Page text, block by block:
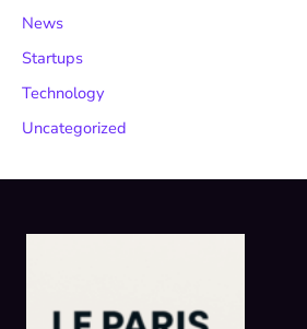
News
Startups
Technology
Uncategorized